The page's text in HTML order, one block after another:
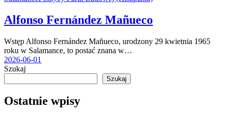
Alfonso Fernández Mañueco
Wstęp Alfonso Fernández Mañueco, urodzony 29 kwietnia 1965
roku w Salamance, to postać znana w…
2026-06-01
Szukaj
Szukaj
Ostatnie wpisy